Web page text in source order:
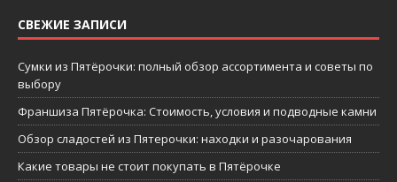
СВЕЖИЕ ЗАПИСИ
Сумки из Пятёрочки: полный обзор ассортимента и советы по
выбору
Франшиза Пятёрочка: Стоимость, условия и подводные камни
Обзор сладостей из Пятерочки: находки и разочарования
Какие товары не стоит покупать в Пятёрочке